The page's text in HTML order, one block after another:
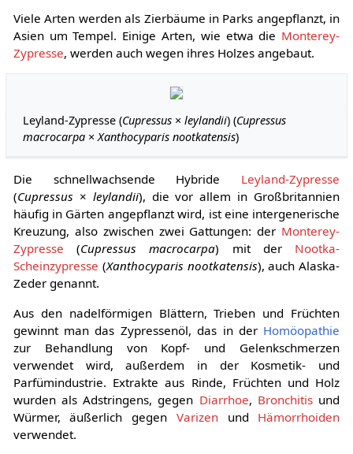
Viele Arten werden als Zierbäume in Parks angepflanzt, in
Asien um Tempel. Einige Arten, wie etwa die Monterey-
Zypresse, werden auch wegen ihres Holzes angebaut.
Leyland-Zypresse (Cupressus ×leylandii) (Cupressus
macrocarpa ×Xanthocyparis nootkatensis)
Die schnellwachsende Hybride Leyland-Zypresse
(Cupressus × leylandii), die vor allem in Großbritannien
häufig in Gärten angepflanzt wird, ist eine intergenerische
Kreuzung, also zwischen zwei Gattungen: der Monterey-
Zypresse (Cupressus macrocarpa) mit der Nootka-
Scheinzypresse (Xanthocyparis nootkatensis), auch Alaska-
Zeder genannt.
Aus den nadelförmigen Blättern, Trieben und Früchten
gewinnt man das Zypressenöl, das in der Homöopathie
zur Behandlung von Kopf- und Gelenkschmerzen
verwendet wird, außerdem in der Kosmetik- und
Parfümindustrie. Extrakte aus Rinde, Früchten und Holz
wurden als Adstringens, gegen Diarrhoe, Bronchitisund
Würmer, äußerlich gegen Varizenund Hämorrhoiden
verwendet.